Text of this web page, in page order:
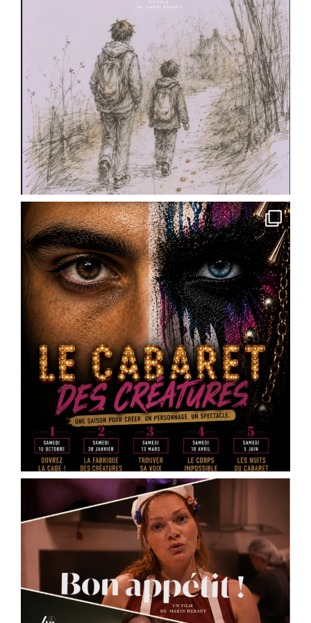
Ackermann lance sa saison 2026-2027.
Cours de théâtre, ateliers, stages, masterclass,
technique oratoire : il y en a pour tous les âges
et toutes les envies.
✨ Pour les enfants : cours préparatoire dès le
CE1/CE2
✨ Pour les ados : cycles théâtre et
accompagnement à la pratique scénique
✨ Pour les...See More
Photo
View on Facebook · Share
Scène Dramatique Ackermann
4 months ago
« Des cailloux dans le ventre » de @Marin
Heraut– réservez vos places
Vous faites quoi le 16 mai 2026 ?
La Scène Dramatique Ackermann présentera le
samedi 16 mai à 20h30, à la salle Jean Zay – salle
des fêtes d’Ingré, la sortie de résidence de « Des
cailloux dans le ventre », une création de Marin
Heraut .
Ce spectacle mêle théâtre documentaire, satire
médiatique et écriture contemporaine pour plo
See More
Photo
View on Facebook · Share